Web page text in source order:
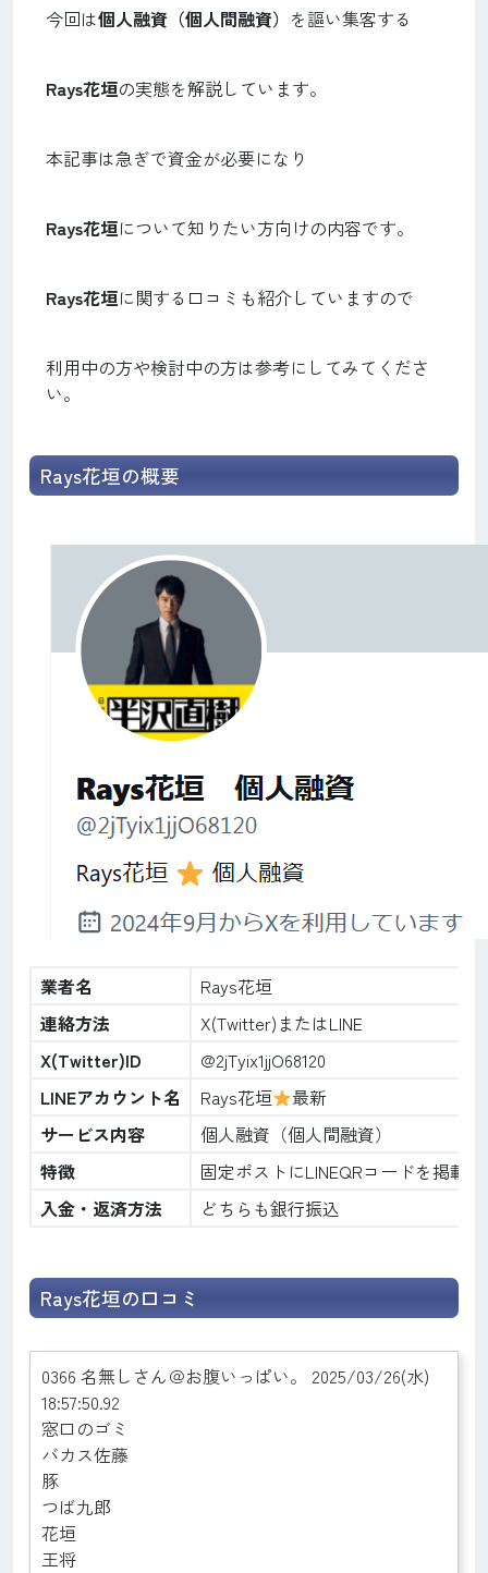
今回は個人融資（個人間融資） を謳い集客する
Rays花垣の実態を解説しています。
本記事は急ぎで資金が必要になり
Rays花垣について知りたい方向けの内容です。
Rays花垣に関する口コミも紹介していますので
利用中の方や検討中の方は参考にしてみてくださ
い。
Rays花垣の概要
業者名
Rays花垣
連絡方法
X(Twitter)またはLINE
X(Twitter)ID
@2jTyix1jjO68120
LINEアカウント名
Rays花垣
最新
サービス内容
個人融資（個人間融資）
特徴
固定ポストにLINEQRコードを掲載
入金・返済方法
どちらも銀行振込
Rays花垣の口コミ
0366 名無しさん＠お腹いっぱい。 2025/03/26(水)
18:57:50.92
窓口のゴミ
バカス佐藤
豚
つば九郎
花垣
王将